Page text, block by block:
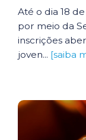
Até o dia 18
por meio da
inscrições
joven... [saiba